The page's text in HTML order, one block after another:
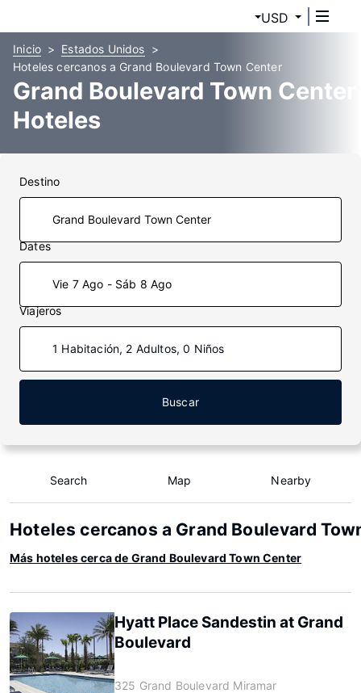
USD
Inicio
Estados Unidos
Hoteles cercanos a Grand Boulevard Town Center
Grand Boulevard Town Center
Hoteles
Destino
Dates
Vie 7 Ago - Sáb 8 Ago
Viajeros
1 Habitación, 2 Adultos, 0 Niños
Buscar
Search Map Nearby
Hoteles cercanos a Grand Boulevard
Más hoteles cerca de Grand Boulevard Town Center
Hyatt Place Sandestin at Grand
Boulevard
325 Grand Boulevard Miramar